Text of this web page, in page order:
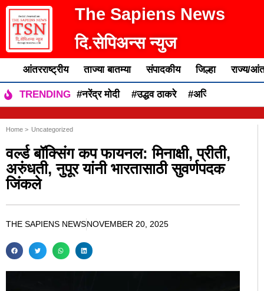
The Sapiens News
दि.सेपिअन्स न्युज
आंतरराष्ट्रीय ताज्या बातम्या संपादकीय जिल्हा राज्य/
TRENDING #नरेंद्र मोदी #उद्धव ठाकरे #अजित पवार
Home > Uncategorized
वर्ल्ड बॉक्सिंग कप फायनल: मिनाक्षी, प्रीती,
अरुंधती, नुपूर यांनी भारतासाठी सुवर्णपदक
जिंकले
THE SAPIENS NEWSNOVEMBER 20, 2025